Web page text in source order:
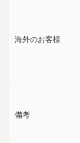
海外のお客様
備考